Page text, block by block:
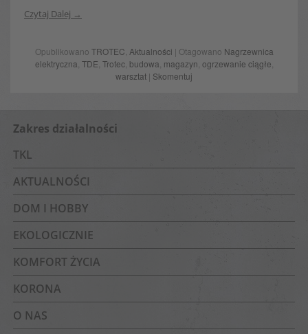
Czytaj Dalej
Opublikowano TROTEC Aktualności | Otagowano Nagrzewnica
elektryczna TDE Trotec, budowa magazyn ogrzewanie ciągłe
warsztat | Skomentuj
Zakres działalności
TKL
AKTUALNOŚCI
DOM I HOBBY
EKOLOGICZNIE
KOMFORT ŻYCIA
KORONA
O NAS